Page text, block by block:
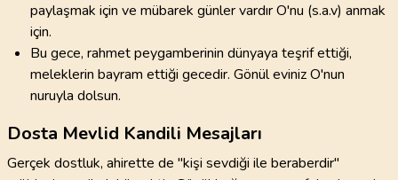
paylaşmak için ve mübarek günler vardır O'nu (s.a.v) anmak
için.
Bu gece, rahmet peygamberinin dünyaya teşrif ettiği,
meleklerin bayram ettiği gecedir. Gönül eviniz O'nun
nuruyla dolsun.
Dosta Mevlid Kandili Mesajları
Gerçek dostluk, ahirette de "kişi sevdiği ile beraberdir"